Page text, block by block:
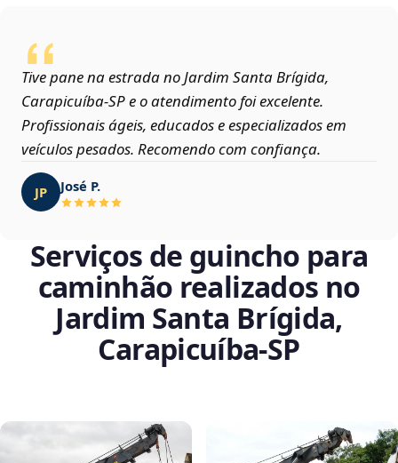
Tive pane na estrada no Jardim Santa Brígida,
Carapicuíba‑SP e o atendimento foi excelente.
Profissionais ágeis, educados e especializados em
veículos pesados. Recomendo com confiança.
JP José P.
Serviços de guincho para
caminhão realizados no
Jardim Santa Brígida,
Carapicuíba‑SP